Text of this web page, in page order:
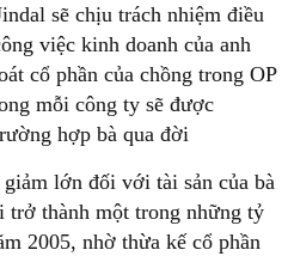
sẽ chịu trách nhiệm điều
việc kinh doanh của anh
cổ phần của chồng trong OP
mỗi công ty sẽ được
hợp bà qua đời
lớn đối với tài sản của bà
trở thành một trong những tỷ
2005, nhờ thừa kế cổ phần